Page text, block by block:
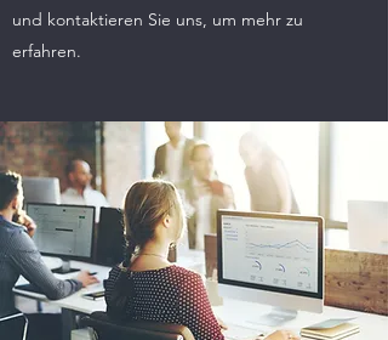
und kontaktieren Sie uns, um mehr zu
erfahren.